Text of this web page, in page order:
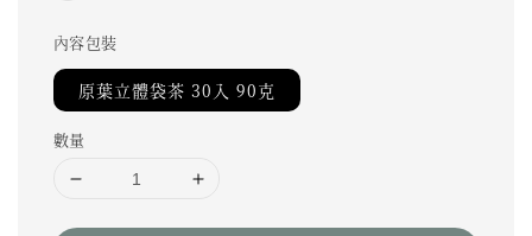
內容包裝
原葉立體袋茶 30入 90克
數量